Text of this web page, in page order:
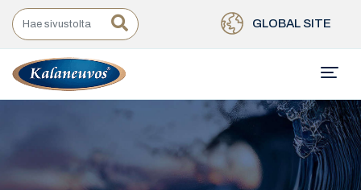
GLOBAL SITE